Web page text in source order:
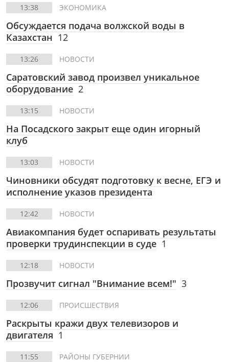
13:38 ЭКОНОМИКА
Обсуждается подача волжской воды в
Казахстан 12
13:26 НОВОСТИ
Саратовский завод произвел уникальное
оборудование 2
13:15 НОВОСТИ
На Посадского закрыт еще один игорный
клуб
13:03 НОВОСТИ
Чиновники обсудят подготовку к весне, ЕГЭ и
исполнение указов президента
12:42 НОВОСТИ
Авиакомпания будет оспаривать результаты
проверки трудинспекции в суде 1
12:18 НОВОСТИ
Прозвучит сигнал "Внимание всем!" 3
12:06 ПРОИСШЕСТВИЯ
Раскрыты кражи двух телевизоров и
двигателя 1
11:55 РАЙОНЫ ГУБЕРНИИ